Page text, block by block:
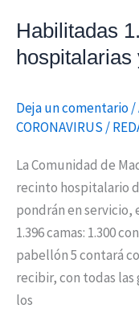
Habilitadas
Deja un comentario/
CORONAVIRUS /
La Comunidad de
recinto hospitalario
pondrán en servicio,
1.396 camas: 1.300
pabellón 5 contará
recibir, con todas las
los